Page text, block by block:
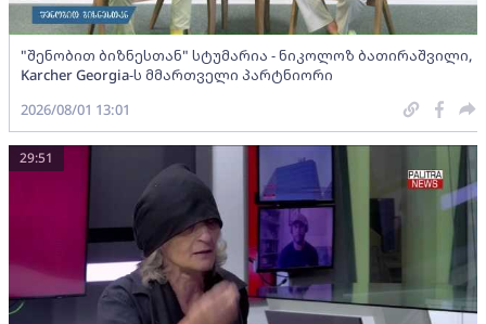
"შენობით ბიზნესთან" სტუმარია - ნიკოლოზ ბათირაშვილი,
Karcher Georgia-ს მმართველი პარტნიორი
2026/08/01 13:01
29:51